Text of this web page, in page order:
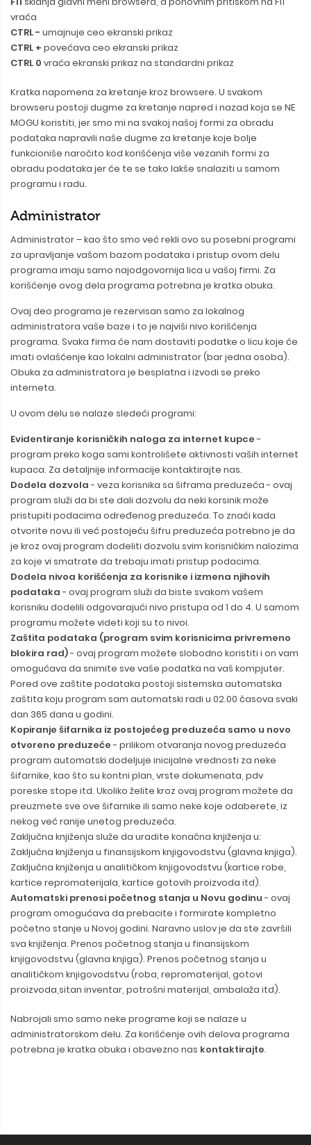
vraća
CTRL - umajnuje ceo ekranski prikaz
CTRL + povećava ceo ekranski prikaz
CTRL 0 vraća ekranski prikaz na standardni prikaz
Kratka napomena za kretanje kroz browsere. U svakom
browseru postoji dugme za kretanje napred i nazad koja se NE
MOGU koristiti, jer smo mi na svakoj našoj formi za obradu
podataka napravili naše dugme za kretanje koje bolje
funkcioniše naročito kod korišćenja više vezanih formi za
obradu podataka jer će te se tako lakše snalaziti u samom
programu i radu.
Administrator
Administrator – kao što smo već rekli ovo su posebni programi
za upravljanje vašom bazom podataka i pristup ovom delu
programa imaju samo najodgovornija lica u vašoj firmi. Za
korišćenje ovog dela programa potrebna je kratka obuka.
Ovaj deo programa je rezervisan samo za lokalnog
administratora vaše baze i to je najviši nivo korišćenja
programa. Svaka firma će nam dostaviti podatke o licu koje će
imati ovlašćenje kao lokalni administrator (bar jedna osoba).
Obuka za administratora je besplatna i izvodi se preko
interneta.
U ovom delu se nalaze sledeći programi:
Evidentiranje korisničkih naloga za internet kupce-
program preko koga sami kontrolišete aktivnosti vaših internet
kupaca. Za detaljnije informacije kontaktirajte nas.
Dodela dozvola- veza korisnika sa šiframa preduzeća - ovaj
program služi da bi ste dali dozvolu da neki korsinik može
pristupiti podacima određenog preduzeća. To znaći kada
otvorite novu ili već postojeću šifru preduzeća potrebno je da
je kroz ovaj program dodeliti dozvolu svim korisničkim nalozima
za koje vi smatrate da trebaju imati pristup podacima.
Dodela nivoa korišćenja za korisnike i izmena njihovih
podataka- ovaj program služi da biste svakom vašem
korisniku dodelili odgovarajući nivo pristupa od 1 do 4. U samom
programu možete videti koji su to nivoi.
Zaštita podataka (program svim korisnicima privremeno
blokira rad)- ovaj program možete slobodno koristiti i on vam
omogućava da snimite sve vaše podatka na vaš kompjuter.
Pored ove zaštite podataka postoji sistemska automatska
zaštita koju program sam automatski radi u 02.00 časova svaki
dan 365 dana u godini.
Kopiranje šifarnika iz postojećeg preduzeća samo u novo
otvoreno preduzeće- prilikom otvaranja novog preduzeća
program automatski dodeljuje inicijalne vrednosti za neke
šifarnike, kao što su kontni plan, vrste dokumenata, pdv
poreske stope itd. Ukoliko želite kroz ovaj program možete da
preuzmete sve ove šifarnike ili samo neke koje odaberete, iz
nekog već ranije unetog preduzeća.
Zaključna knjiženja služe da uradite konačna knjiženja u:
Zaključna knjiženja u finansijskom knjigovodstvu (glavna knjiga).
Zaključna knjiženja u analitičkom knjigovodstvu (kartice robe,
kartice repromaterijala, kartice gotovih proizvoda itd).
Automatski prenosi početnog stanja u Novu godinu- ovaj
program omogućava da prebacite i formirate kompletno
početno stanje u Novoj godini. Naravno uslov je da ste završili
sva knjiženja. Prenos početnog stanja u finansijskom
knjigovodstvu (glavna knjiga). Prenos početnog stanja u
analitičkom knjigovodstvu (roba, repromaterijal, gotovi
proizvoda,sitan inventar, potrošni materijal, ambalaža itd).
Nabrojali smo samo neke programe koji se nalaze u
administratorskom delu. Za korišćenje ovih delova programa
potrebna je kratka obuka i obavezno nas kontaktirajte.